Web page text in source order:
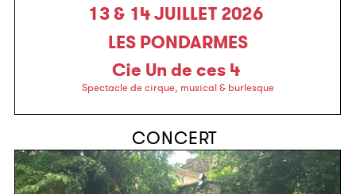
13 & 14 JUILLET 2026
LES PONDARMES
Cie Un de ces 4
Spectacle de cirque, musical & burlesque
CONCERT